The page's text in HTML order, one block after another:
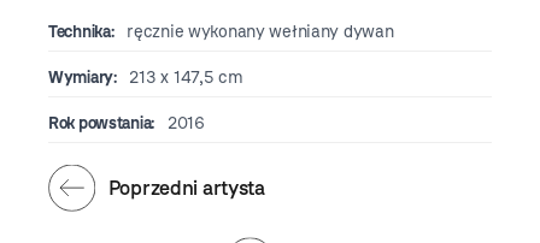
Technika: ręcznie wykonany wełniany dywan
Wymiary: 213 x 147,5 cm
Rok powstania: 2016
Poprzedni artysta